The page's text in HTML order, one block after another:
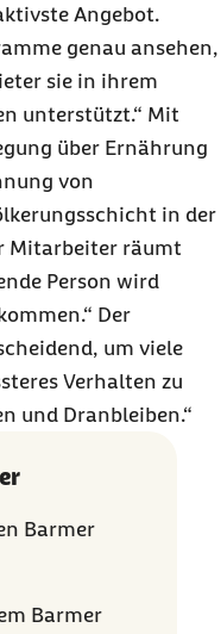
Angebot.
genau ansehen,
sie in ihrem
unterstützt.“ Mit
über Ernährung
von
in der
Mitarbeiter räumt
Person wird
Der
um viele
Verhalten zu
und Dranbleiben.“
Barmer
Barmer